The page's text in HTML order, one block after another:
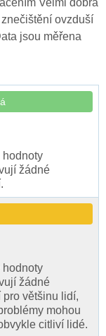
Velmi dobrá
ovzduší
jsou měřena
hodnoty
žádné
hodnoty
žádné
pro většinu lidí,
mohou
citliví lidé.